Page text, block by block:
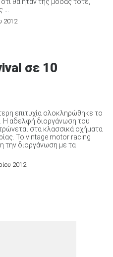
2012
σε 10
επιτυχία ολοκληρώθηκε το
Η αδελφή διοργάνωση του
στα κλασσικά οχήματα
Το vintage motor racing
την διοργάνωση με τα
2012